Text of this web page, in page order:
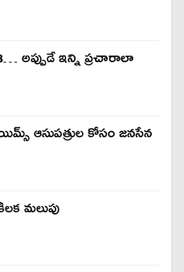
అప్పుడే ఇన్ని ప్రచారాలా
ఆసుపత్రుల కోసం జనసేన
మలుపు